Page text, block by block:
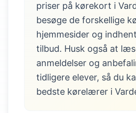
priser på kørekort i
besøge de forskellige
hjemmesider og
tilbud. Husk også at
anmeldelser og
tidligere elever, så du
bedste kørelærer i